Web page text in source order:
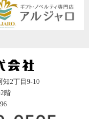
知2丁目9-10
階